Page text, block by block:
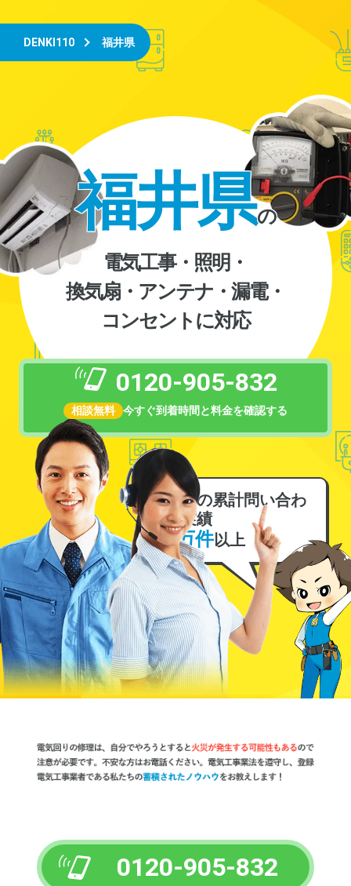
DENKI110 福井県
福井県の
電気工事・照明・
換気扇・アンテナ・漏電・
コンセントに対応
0120-905-832
相談無料 今すぐ到着時間と料金を確認する
電気の累計問い合わ
せ実績
6万件以上
0120-905-832